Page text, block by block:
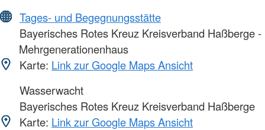
Tages- und Begegnungsstätte
Bayerisches Rotes Kreuz Kreisverband Haßberge -
Mehrgenerationenhaus
Karte: Link zur Google Maps Ansicht
Wasserwacht
Bayerisches Rotes Kreuz Kreisverband Haßberge
Karte: Link zur Google Maps Ansicht